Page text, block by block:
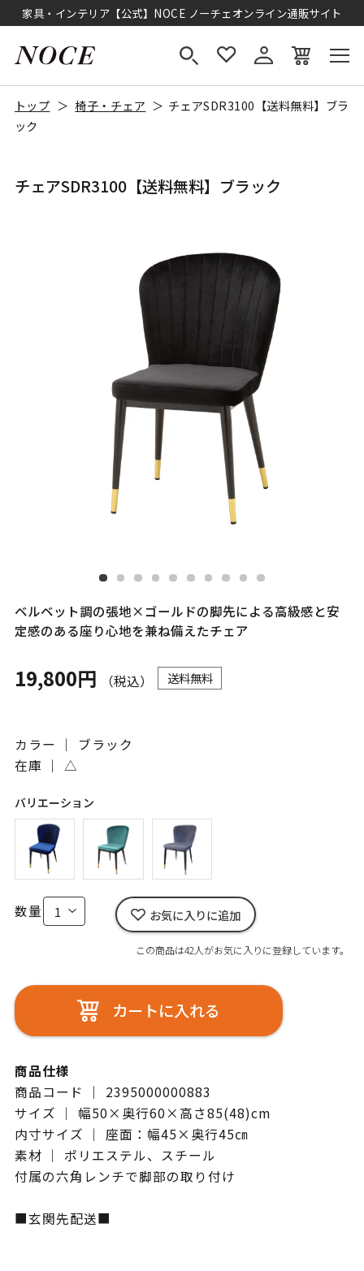
家具・インテリア【公式】NOCE ノーチェオンライン通販サイト
トップ 椅子・チェア
チェアSDR3100【送料無料】ブラ
ック
チェアSDR3100【送料無料】ブラック
ベルベット調の張地×ゴールドの脚先による高級感と安
定感のある座り心地を兼ね備えたチェア
19,800円 （税込） 送料無料
カラー ｜ ブラック
在庫 ｜ △
バリエーション
数量 お気に入りに追加
この商品は42人がお気に入りに登録しています。
カートに入れる
商品仕様
商品コード ｜ 2395000000883
サイズ ｜ 幅50×奥行60×高さ85(48)cm
内寸サイズ ｜ 座面：幅45×奥行45㎝
素材 ｜ ポリエステル、スチール
付属の六角レンチで脚部の取り付け
■玄関先配送■